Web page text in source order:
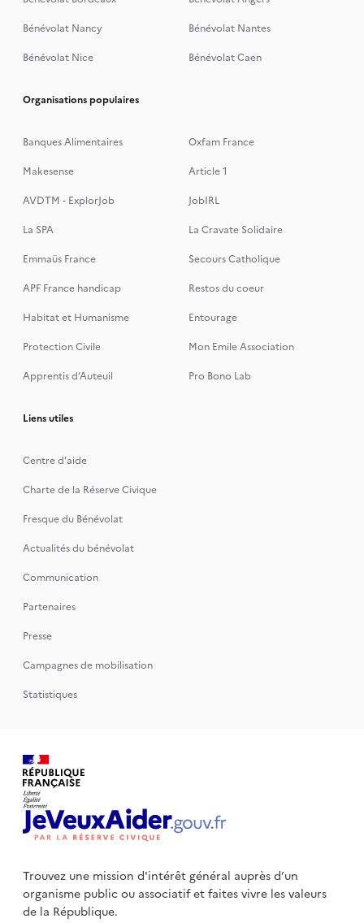
Bénévolat Nancy
Bénévolat Nantes
Bénévolat Nice
Bénévolat Caen
Organisations populaires
Banques Alimentaires
Oxfam France
Makesense
Article 1
AVDTM - ExplorJob
JobIRL
La SPA
La Cravate Solidaire
Emmaüs France
Secours Catholique
APF France handicap
Restos du coeur
Habitat et Humanisme
Entourage
Protection Civile
Mon Emile Association
Apprentis d’Auteuil
Pro Bono Lab
Liens utiles
Centre d'aide
Charte de la Réserve Civique
Fresque du Bénévolat
Actualités du bénévolat
Communication
Partenaires
Presse
Campagnes de mobilisation
Statistiques
Trouvez une mission d'intérêt général auprès d’un
organisme publicou associatif et faites vivre les valeurs
de la République.